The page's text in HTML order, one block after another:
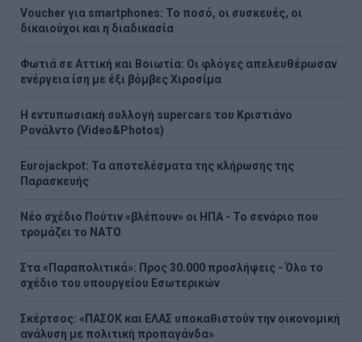
Voucher για smartphones: Το ποσό, οι συσκευές, οι
δικαιούχοι και η διαδικασία
Φωτιά σε Αττική και Βοιωτία: Οι φλόγες απελευθέρωσαν
ενέργεια ίση με έξι βόμβες Χιροσίμα
H εντυπωσιακή συλλογή supercars του Κριστιάνο
Ρονάλντο (Video&Photos)
Eurojackpot: Τα αποτελέσματα της κλήρωσης της
Παρασκευής
Νέο σχέδιο Πούτιν «βλέπουν» οι ΗΠΑ - Το σενάριο που
τρομάζει το ΝΑΤΟ
Στα «Παραπολιτικά»: Προς 30.000 προσλήψεις - Όλο το
σχέδιο του υπουργείου Εσωτερικών
Σκέρτσος: «ΠΑΣΟΚ και ΕΛΑΣ υποκαθιστούν την οικονομική
ανάλυση με πολιτική προπαγάνδα»